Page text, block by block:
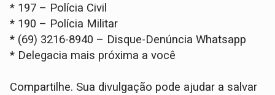
* 197 – Polícia Civil
* 190 – Polícia Militar
* (69) 3216-8940 – Disque-Denúncia Whatsapp
* Delegacia mais próxima a você
Compartilhe. Sua divulgação pode ajudar a salvar